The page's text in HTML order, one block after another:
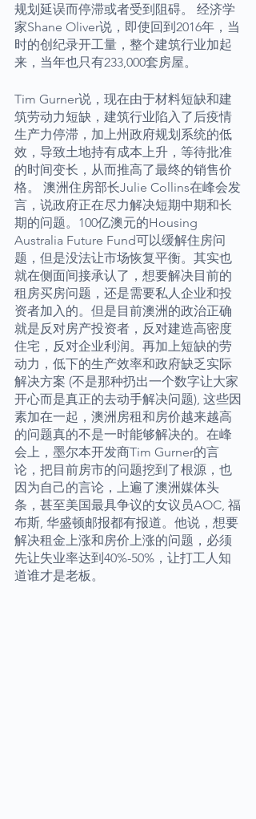
规划延误而停滞或者受到阻碍。 经济学
家Shane Oliver说，即使回到2016年，当
时的创纪录开工量，整个建筑行业加起
来，当年也只有233,000套房屋。
Tim Gurner说，现在由于材料短缺和建
筑劳动力短缺，建筑行业陷入了后疫情
生产力停滞，加上州政府规划系统的低
效，导致土地持有成本上升，等待批准
的时间变长，从而推高了最终的销售价
格。 澳洲住房部长Julie Collins在峰会发
言，说政府正在尽力解决短期中期和长
期的问题。100亿澳元的Housing
Australia Future Fund可以缓解住房问
题，但是没法让市场恢复平衡。其实也
就在侧面间接承认了，想要解决目前的
租房买房问题，还是需要私人企业和投
资者加入的。但是目前澳洲的政治正确
就是反对房产投资者，反对建造高密度
住宅，反对企业利润。再加上短缺的劳
动力，低下的生产效率和政府缺乏实际
解决方案 (不是那种扔出一个数字让大家
开心而是真正的去动手解决问题), 这些因
素加在一起，澳洲房租和房价越来越高
的问题真的不是一时能够解决的。在峰
会上，墨尔本开发商Tim Gurner的言
论，把目前房市的问题挖到了根源，也
因为自己的言论，上遍了澳洲媒体头
条，甚至美国最具争议的女议员AOC, 福
布斯, 华盛顿邮报都有报道。他说，想要
解决租金上涨和房价上涨的问题，必须
先让失业率达到40%-50%，让打工人知
道谁才是老板。